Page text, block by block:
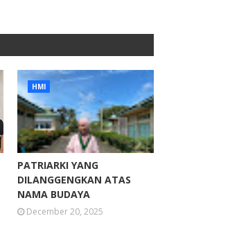
HMI
PATRIARKI YANG
DILANGGENGKAN ATAS
NAMA BUDAYA
December 20, 2025